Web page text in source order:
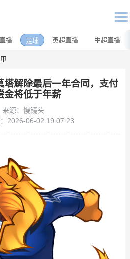
播 足球 英超直播 中超直播
塔解除最后一年合同，支付
金将低于年薪
来源：慢镜头
2026-06-02 19:07:23